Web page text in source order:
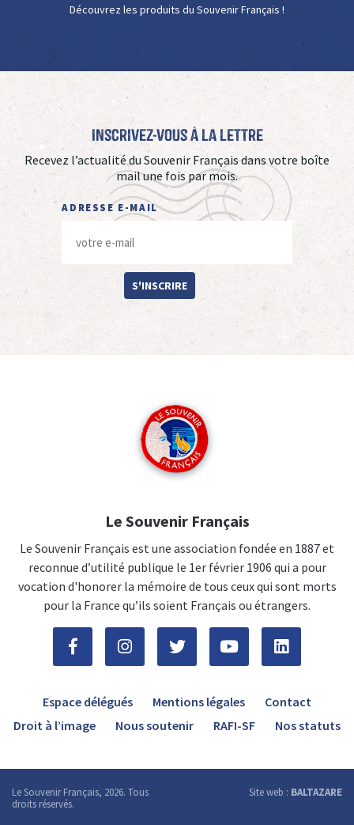
Découvrez les produits du Souvenir Français !
Inscrivez-vous à La Lettre
Recevez l’actualité du Souvenir Français dans votre boîte
mail une fois par mois.
ADRESSE E-MAIL
S'INSCRIRE
Le Souvenir Français
Le Souvenir Français est une association fondée en 1887 et
reconnue d’utilité publique le 1er février 1906 qui a pour
vocation d'honorer la mémoire de tous ceux qui sont morts
pour la France qu’ils soient Français ou étrangers.
Espace délégués Mentions légales
Contact
Droit à l’image
Nous soutenir RAFI-SF Nos statuts
Le Souvenir Français, 2026. Tous
droits réservés.
Site web : BALTAZARE